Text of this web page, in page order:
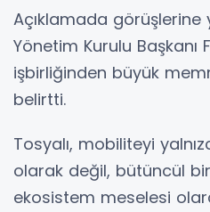
Açıklamada görüşlerine
Yönetim Kurulu Başkanı
işbirliğinden büyük
belirtti.
Tosyalı, mobiliteyi
olarak değil, bütüncül
ekosistem meselesi